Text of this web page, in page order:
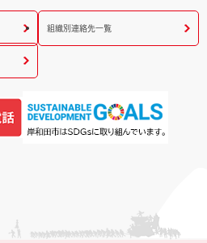
組織別連絡先一覧